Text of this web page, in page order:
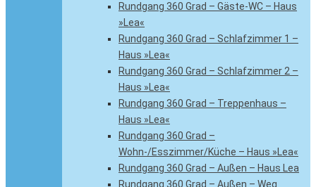
Rundgang 360 Grad – Gäste-WC – Haus
»Lea«
Rundgang 360 Grad – Schlafzimmer 1 –
Haus »Lea«
Rundgang 360 Grad – Schlafzimmer 2 –
Haus »Lea«
Rundgang 360 Grad – Treppenhaus –
Haus »Lea«
Rundgang 360 Grad –
Wohn-/Esszimmer/Küche – Haus »Lea«
Rundgang 360 Grad – Außen – Haus Lea
Rundgang 360 Grad – Außen – Weg